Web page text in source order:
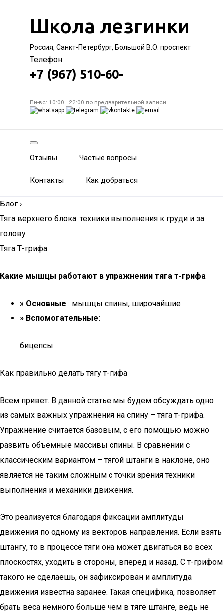
Школа лезгинки
Россия, Санкт-Петербург, Большой В.О. проспект
Телефон:
+7 (967) 510-60-
Пн-вс: 10:00—22:00 по предварительной записи
Отзывы Частые вопросы
Контакты Как добраться
Блог ›
Тяга верхнего блока: техники выполнения к груди и за
голову
Тяга Т-грифа
Какие мышцы работают в упражнении тяга т-грифа
» Основные : мышцы спины, широчайшие
» Вспомогательные:
бицепсы
Как правильно делать тягу т-гифа
Всем привет. В данной статье мы будем обсуждать одно
из самых важных упражнения на спину – тяга т-грифа.
Упражнение считается базовым, с его помощью можно
развить объемные массивы спины. В сравнении с
классическим вариантом – тягой штанги в наклоне, оно
является не таким сложным с точки зрения техники
выполнения и механики движения.
Это реализуется благодаря фиксации амплитуды
движения по одному из векторов направления. Если взять
штангу, то в процессе тяги она может двигаться во всех
плоскостях, уходить в стороны, вперед и назад. С т-грифом
такого не сделаешь, он зафиксирован и амплитуда
движения известна заранее. Такая специфика, позволяет
брать веса немного больше чем в тяге штанге, ведь не